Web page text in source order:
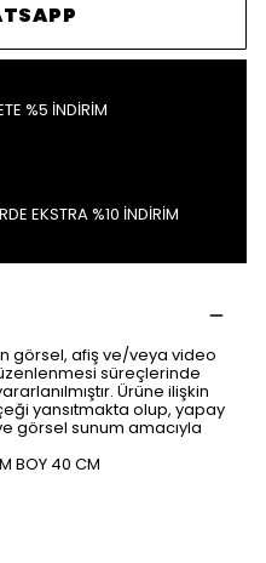
%5 İNDİRİM
EKSTRA %10 İNDİRİM
görsel, afiş ve/veya video
süreçlerinde
Ürüne ilişkin
yansıtmakta olup, yapay
görsel sunum amacıyla
BOY 40 CM